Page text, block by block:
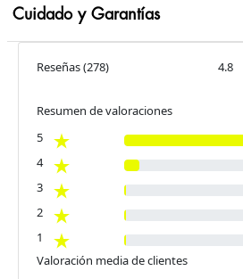
Cuidado y Garantías
Reseñas(278) 4.8
Resumen de valoraciones
5
4
3
2
1
Valoración media de clientes